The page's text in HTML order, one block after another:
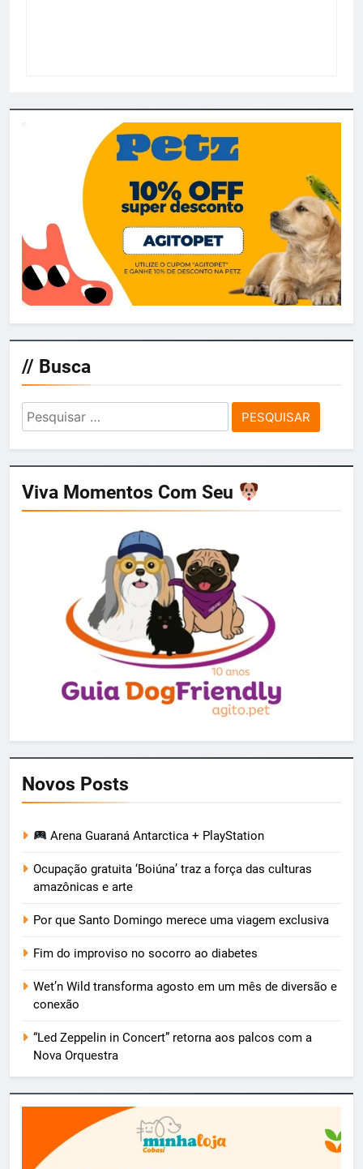
// Busca
Pesquisar
por:
Viva Momentos Com Seu
Novos Posts
Arena Guaraná Antarctica + PlayStation
Ocupação gratuita ‘Boiúna’ traz a força das culturas
amazônicas e arte
Por que Santo Domingo merece uma viagem exclusiva
Fim do improviso no socorro ao diabetes
Wet’n Wild transforma agosto em um mês de diversão e
conexão
“Led Zeppelin in Concert” retorna aos palcos com a
Nova Orquestra